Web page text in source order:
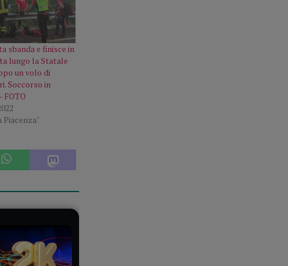
sbanda e finisce in
lungo la Statale
un volo di
Soccorso in
FOTO
Piacenza"